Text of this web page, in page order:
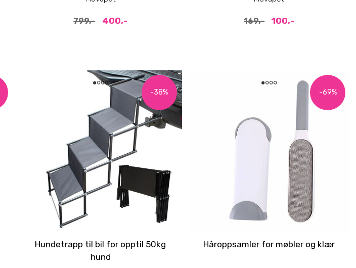
799,- 400,- 169,- 100,-
-38%
Hundetrapp til bil for opptil 50kg
hund
-69%
Håroppsamler for møbler og klær